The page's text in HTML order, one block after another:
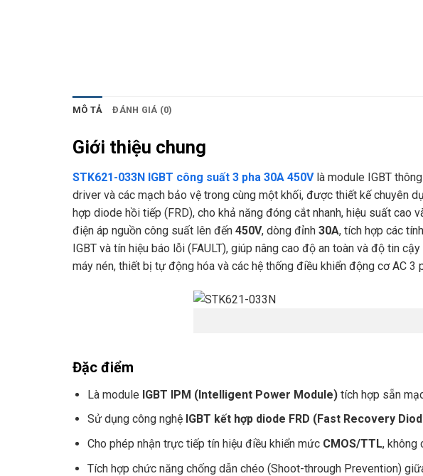
MÔ TẢ ĐÁNH GIÁ (0)
Giới thiệu chung
STK621-033N IGBT công suất 3 pha 30A 450Vlà module IGBT
driver và các mạch bảo vệ trong cùng một khối, được thiết kế chuyên
hợp diode hồi tiếp (FRD), cho khả năng đóng cắt nhanh, hiệu suất
điện áp nguồn công suất lên đến 450V, dòng đỉnh 30A, tích hợp các
IGBT và tín hiệu báo lỗi (FAULT), giúp nâng cao độ an toàn và độ tin
máy nén, thiết bị tự động hóa và các hệ thống điều khiển động cơ AC 3
Đặc điểm
Là module IGBT IPM (Intelligent Power Module)tích hợp sẵn
Sử dụng công nghệ IGBT kết hợp diode FRD (Fast Recovery
Cho phép nhận trực tiếp tín hiệu điều khiển mức CMOS/TTL, không
Tích hợp chức năng chống dẫn chéo (Shoot-through Prevention)